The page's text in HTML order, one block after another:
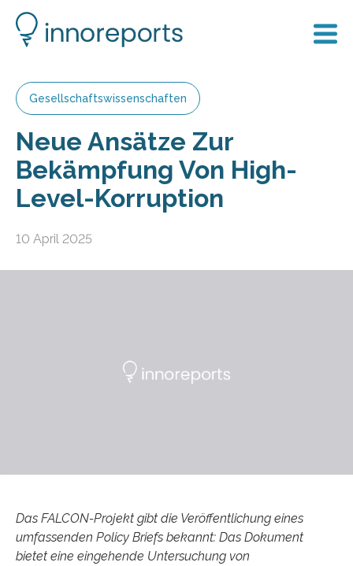
Gesellschaftswissenschaften
Neue Ansätze Zur
Bekämpfung Von High-
Level-Korruption
10 April 2025
Das FALCON-Projekt gibt die Veröffentlichung eines
umfassenden Policy Briefs bekannt: Das Dokument
bietet eine eingehende Untersuchung von